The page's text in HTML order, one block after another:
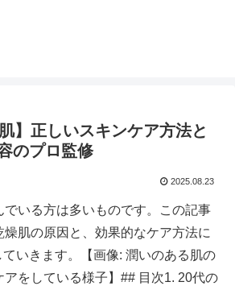
】正しいスキンケア方法と
のプロ監修
2025.08.23
でいる方は多いものです。この記事
肌の原因と、効果的なケア方法に
いきます。【画像: 潤いのある肌の
アをしている様子】## 目次1. 20代の